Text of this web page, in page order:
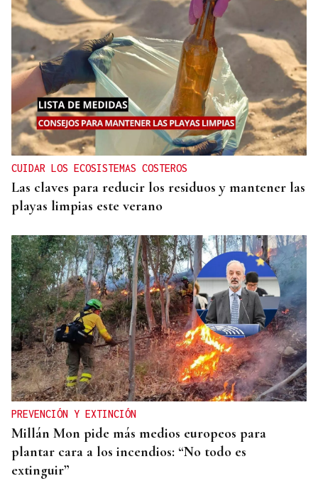
CUIDAR LOS ECOSISTEMAS COSTEROS
Las claves para reducir los residuos y mantener las
playas limpias este verano
PREVENCIÓN Y EXTINCIÓN
Millán Mon pide más medios europeos para
plantar cara a los incendios: “No todo es
extinguir”